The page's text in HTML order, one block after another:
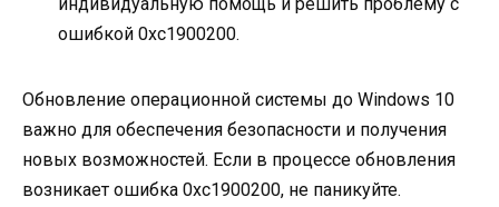
ошибкой 0xc1900200.
Обновление операционной системы до Windows 10
важно для обеспечения безопасности и получения
новых возможностей. Если в процессе обновления
возникает ошибка 0xc1900200, не паникуйте.